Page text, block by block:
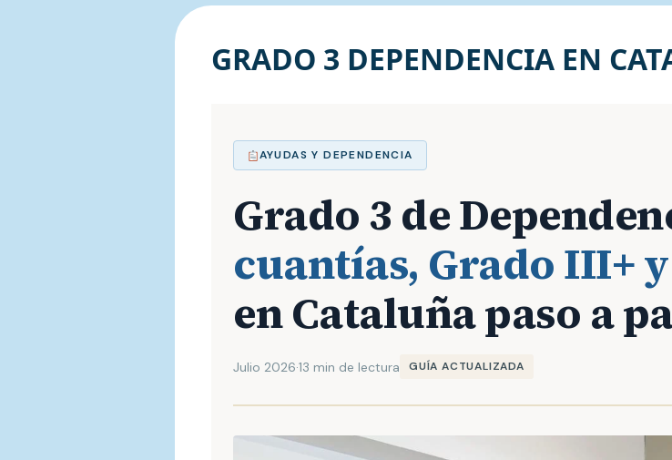
GRADO 3 DEPENDENCIA EN
AYUDAS Y DEPENDENCIA
Grado 3 de
cuantías, Grado III+
en Cataluña paso a
Julio 2026·13 min de lectura GUÍA ACTUALIZADA